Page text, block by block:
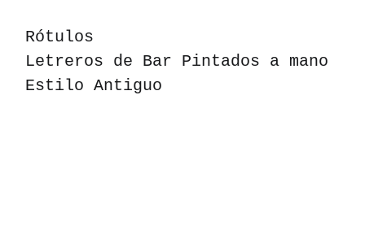
Rótulos
Letreros de Bar Pintados a mano
Estilo Antiguo